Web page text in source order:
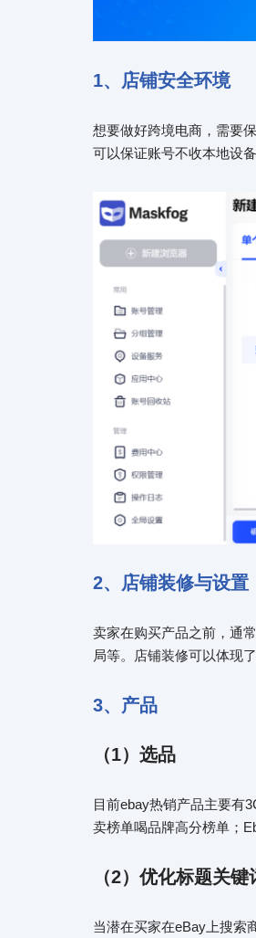
1、店铺安全环境
想要做好跨境电商，需要
可以保证账号不收本地设备
2、店铺装修与设置
卖家在购买产品之前，通
局等。店铺装修可以体现
3、产品
（1）选品
目前ebay热销产品主要有
卖榜单喝品牌高分榜单；
（2）优化标题关键
当潜在买家在eBay上搜索